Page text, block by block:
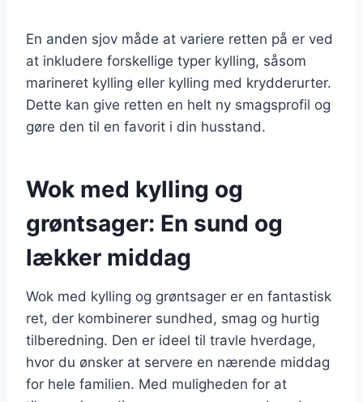
En anden sjov måde at variere retten på er ved
at inkludere forskellige typer kylling, såsom
marineret kylling eller kylling med krydderurter.
Dette kan give retten en helt ny smagsprofil og
gøre den til en favorit i din husstand.
Wok med kylling og
grøntsager: En sund og
lækker middag
Wok med kylling og grøntsager er en fantastisk
ret, der kombinerer sundhed, smag og hurtig
tilberedning. Den er ideel til travle hverdage,
hvor du ønsker at servere en nærende middag
for hele familien. Med muligheden for at